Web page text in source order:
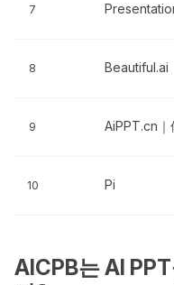
7
8 Beautiful.ai
9 AiPPT.cn｜
10 Pi
AICPB는 AI